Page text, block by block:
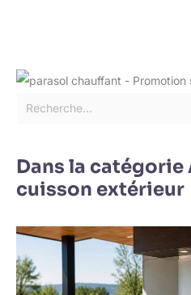
Dans la
cuisson extérieur